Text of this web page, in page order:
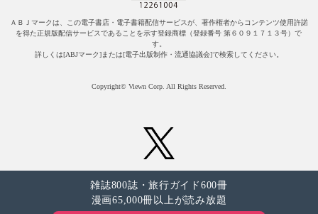
ＡＢＪマークは、この電子書店・電子書籍配信サービスが、著作権者からコンテンツ使用許諾
を得た正規版配信サービスであることを示す登録商標（登録番号 第６０９１７１３号）で
す。
詳しくは[ABJマーク]または[電子出版制作・流通協議会]で検索してください。
Copyright© Viewn Corp. All Rights Reserved.
雑誌800誌・旅行ガイド600冊
漫画65,000冊以上が読み放題